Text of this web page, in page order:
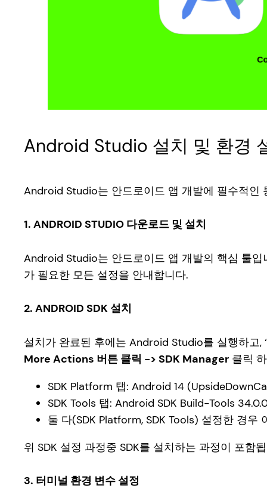
Android Studio 설치 및 환경
Android Studio는 안드로이드 앱 개발에 필수적인
1. ANDROID STUDIO 다운로드 및 설치
Android Studio는 안드로이드 앱 개발의 핵심 툴
가 필요한 모든 설정을 안내합니다.
2. ANDROID SDK 설치
설치가 완료된 후에는 Android Studio를 실행하고,
More Actions 버튼 클릭 -> SDK Manager 클릭
SDK Platform 탭: Android 14
SDK Tools 탭: Android SDK Build-Tools
둘 다(SDK Platform, SDK Tools) 설정한 경우
위 SDK 설정 과정중 SDK를 설치하는 과정이 포함
3. 터미널 환경 변수 설정